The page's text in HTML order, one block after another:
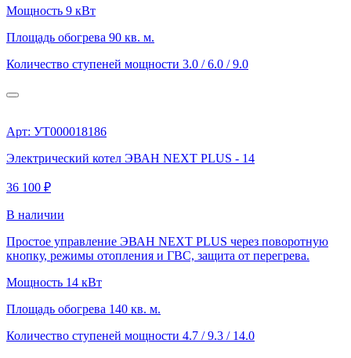
Мощность 9 кВт
Площадь обогрева 90 кв. м.
Количество ступеней мощности 3.0 / 6.0 / 9.0
Арт: УТ000018186
Электрический котел ЭВАН NEXT PLUS - 14
36 100 ₽
В наличии
Простое управление ЭВАН NEXT PLUS через поворотную
кнопку, режимы отопления и ГВС, защита от перегрева.
Мощность 14 кВт
Площадь обогрева 140 кв. м.
Количество ступеней мощности 4.7 / 9.3 / 14.0